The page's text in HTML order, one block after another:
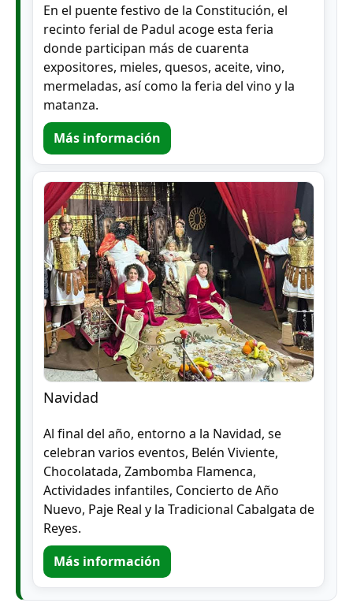
En el puente festivo de la Constitución, el
recinto ferial de Padul acoge esta feria
donde participan más de cuarenta
expositores, mieles, quesos, aceite, vino,
mermeladas, así como la feria del vino y la
matanza.
Más información
Navidad
Al final del año, entorno a la Navidad, se
celebran varios eventos, Belén Viviente,
Chocolatada, Zambomba Flamenca,
Actividades infantiles, Concierto de Año
Nuevo, Paje Real y la Tradicional Cabalgata de
Reyes.
Más información